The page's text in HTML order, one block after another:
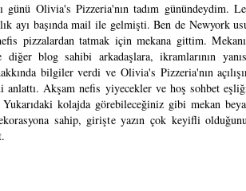
günü Olivia's Pizzeria'nıntadım günündeydim.
ayı başında mail ile gelmişti. Ben de Newyork
pizzalardan tatmak için mekana gittim.
blog sahibi arkadaşlara, ikramlarının
bilgiler verdi ve Olivia's Pizzeria'nın
anlattı. Akşam nefis yiyecekler ve hoş sohbet
kolajda görebileceğiniz gibi mekan
sahip, girişte yazın çok keyifli